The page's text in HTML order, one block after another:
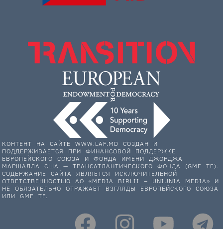
КОНТЕНТ НА САЙТЕ WWW.LAF.MD СОЗДАН И
ПОДДЕРЖИВАЕТСЯ ПРИ ФИНАНСОВОЙ ПОДДЕРЖКЕ
ЕВРОПЕЙСКОГО СОЮЗА И ФОНДА ИМЕНИ ДЖОРДЖА
МАРШАЛЛА США — ТРАНСАТЛАНТИЧЕСКОГО ФОНДА (GMF TF).
СОДЕРЖАНИЕ САЙТА ЯВЛЯЕТСЯ ИСКЛЮЧИТЕЛЬНОЙ
ОТВЕТСТВЕННОСТЬЮ АО «MEDIA BIRLII – UNIUNIA MEDIA» И
НЕ ОБЯЗАТЕЛЬНО ОТРАЖАЕТ ВЗГЛЯДЫ ЕВРОПЕЙСКОГО СОЮЗА
ИЛИ GMF TF.